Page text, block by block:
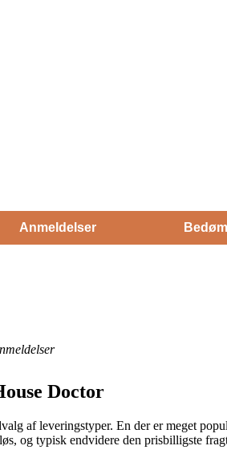
Anmeldelser
Doctor
af leveringstyper. En der er meget
og typisk endvidere den prisbilligste